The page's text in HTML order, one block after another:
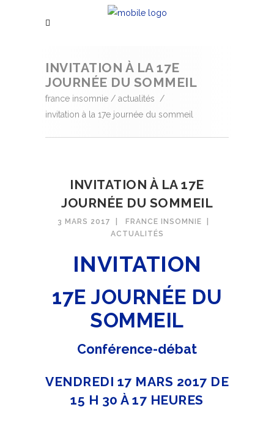
INVITATION À LA 17E
JOURNÉE DU SOMMEIL
france insomnie / actualités /
invitation à la 17e journée du sommeil
INVITATION À LA 17E
JOURNÉE DU SOMMEIL
3 MARS 2017
FRANCE INSOMNIE
ACTUALITÉS
INVITATION
17E JOURNÉE DU
SOMMEIL
Conférence-débat
VENDREDI 17 MARS 2017 DE
15 H 30 À 17 HEURES